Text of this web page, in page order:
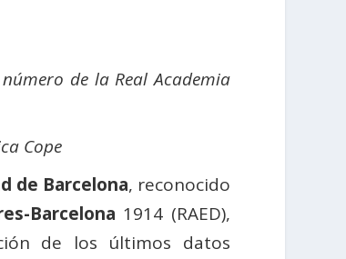
de la Real Academia
Cope
de Barcelona, reconocido
Barcelona 1914 (RAED),
de los últimos datos